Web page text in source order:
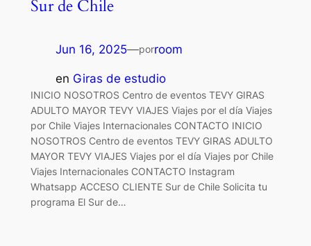
Sur de Chile
Jun 16, 2025—porroom
en Giras de estudio
INICIO NOSOTROS Centro de eventos TEVY GIRAS
ADULTO MAYOR TEVY VIAJES Viajes por el día Viajes
por Chile Viajes Internacionales CONTACTO INICIO
NOSOTROS Centro de eventos TEVY GIRAS ADULTO
MAYOR TEVY VIAJES Viajes por el día Viajes por Chile
Viajes Internacionales CONTACTO Instagram
Whatsapp ACCESO CLIENTE Sur de Chile Solicita tu
programa El Sur de…